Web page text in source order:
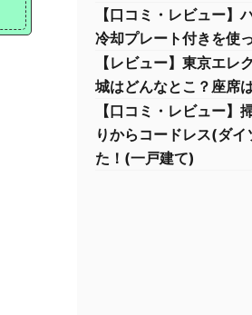
【口コミ・レビュー】
冷却プレート付きを使
【レビュー】東京エレ
城はどんなとこ？座席
【口コミ・レビュー】
りからコードレス(ダ
た！(一戸建て)